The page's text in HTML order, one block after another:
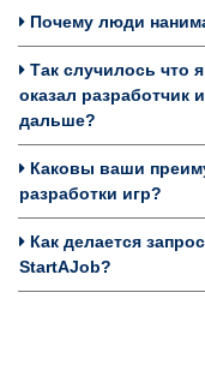
Почему люди
Так случилось что
оказал разработчик
дальше?
Каковы ваши
разработки игр?
Как делается
StartAJob?